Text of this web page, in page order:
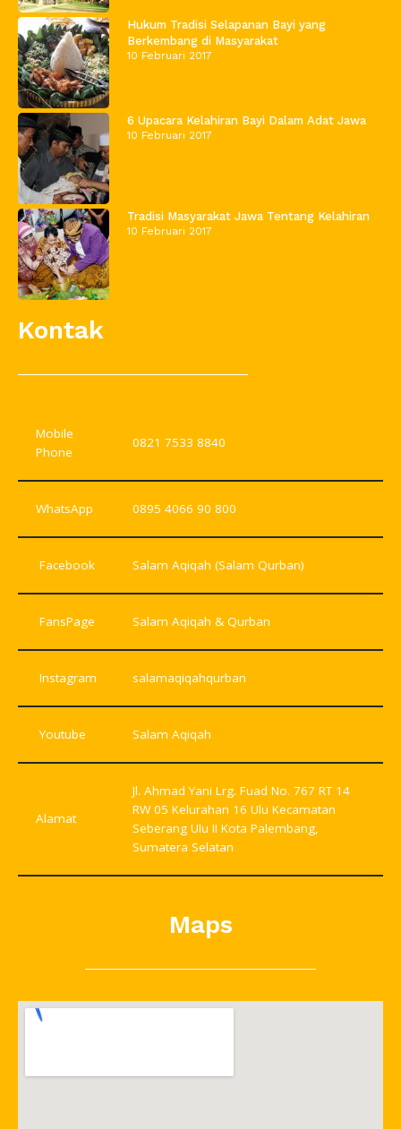
Hukum Tradisi Selapanan Bayi yang
Berkembang di Masyarakat
10 Februari 2017
6 Upacara Kelahiran Bayi Dalam Adat Jawa
10 Februari 2017
Tradisi Masyarakat Jawa Tentang Kelahiran
10 Februari 2017
Kontak
Mobile
Phone
0821 7533 8840
WhatsApp 0895 4066 90 800
Facebook Salam Aqiqah (Salam Qurban)
FansPage Salam Aqiqah & Qurban
Instagram salamaqiqahqurban
Youtube Salam Aqiqah
Alamat
Jl. Ahmad Yani Lrg. Fuad No. 767 RT 14
RW 05 Kelurahan 16 Ulu Kecamatan
Seberang Ulu II Kota Palembang,
Sumatera Selatan
Maps